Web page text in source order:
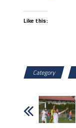
Like this:
Category